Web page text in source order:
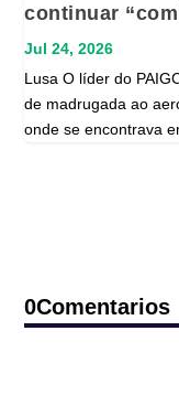
continuar
Jul 24, 2026
Lusa O líder do
de madrugada ao
onde se encontrava
0Comentarios